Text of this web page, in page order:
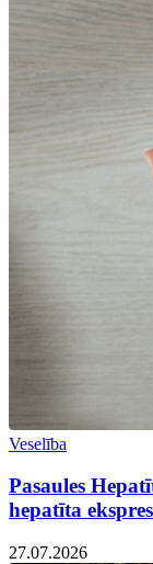
Veselība
Pasaules
hepatīta
27.07.2026